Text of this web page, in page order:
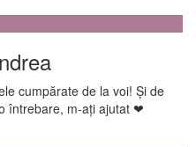
cumpărate de la voi! Și de
întrebare, m-ați ajutat ❤